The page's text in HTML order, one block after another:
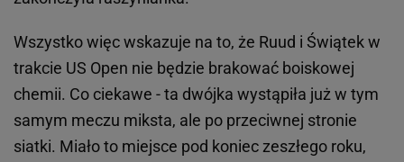
Wszystko więc wskazuje na to, że Ruud i Świątek w
trakcie US Open nie będzie brakować boiskowej
chemii. Co ciekawe - ta dwójka wystąpiła już w tym
samym meczu miksta, ale po przeciwnej stronie
siatki. Miało to miejsce pod koniec zeszłego roku,